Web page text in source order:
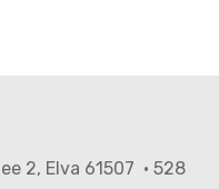
2, Elva 61507 · 528